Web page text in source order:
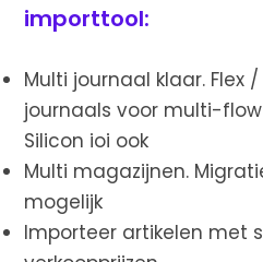
importtool:
Multi journaal klaar. Flex
journaals voor multi-
Silicon ioi ook
Multi magazijnen.
mogelijk
Importeer artikelen met